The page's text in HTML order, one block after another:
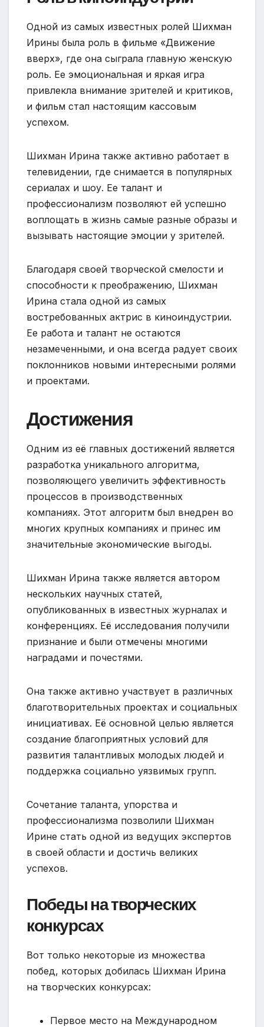
Одной из самых известных ролей Шихман
Ирины была роль в фильме «Движение
вверх», где она сыграла главную женскую
роль. Ее эмоциональная и яркая игра
привлекла внимание зрителей и критиков,
и фильм стал настоящим кассовым
успехом.
Шихман Ирина также активно работает в
телевидении, где снимается в популярных
сериалах и шоу. Ее талант и
профессионализм позволяют ей успешно
воплощать в жизнь самые разные образы и
вызывать настоящие эмоции у зрителей.
Благодаря своей творческой смелости и
способности к преображению, Шихман
Ирина стала одной из самых
востребованных актрис в киноиндустрии.
Ее работа и талант не остаются
незамеченными, и она всегда радует своих
поклонников новыми интересными ролями
и проектами.
Достижения
Одним из её главных достижений является
разработка уникального алгоритма,
позволяющего увеличить эффективность
процессов в производственных
компаниях. Этот алгоритм был внедрен во
многих крупных компаниях и принес им
значительные экономические выгоды.
Шихман Ирина также является автором
нескольких научных статей,
опубликованных в известных журналах и
конференциях. Её исследования получили
признание и были отмечены многими
наградами и почестями.
Она также активно участвует в различных
благотворительных проектах и социальных
инициативах. Её основной целью является
создание благоприятных условий для
развития талантливых молодых людей и
поддержка социально уязвимых групп.
Сочетание таланта, упорства и
профессионализма позволили Шихман
Ирине стать одной из ведущих экспертов
в своей области и достичь великих
успехов.
Победы на творческих
конкурсах
Вот только некоторые из множества
побед, которых добилась Шихман Ирина
на творческих конкурсах:
Первое место на Международном